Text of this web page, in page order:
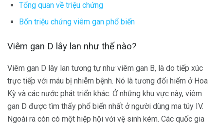
Tổng quan về triệu chứng
Bốn triệu chứng viêm gan phổ biến
Viêm gan D lây lan như thế nào?
Viêm gan D lây lan tương tự như viêm gan B, là do tiếp xúc
trực tiếp với máu bị nhiễm bệnh. Nó là tương đối hiếm ở Hoa
Kỳ và các nước phát triển khác. Ở những khu vực này, viêm
gan D được tìm thấy phổ biến nhất ở người dùng ma túy IV.
Ngoài ra còn có một hiệp hội với vệ sinh kém. Các quốc gia